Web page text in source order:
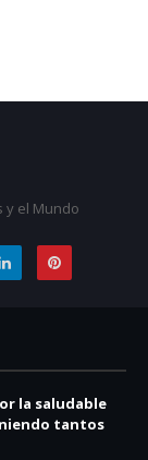
y el Mundo
la saludable
tantos